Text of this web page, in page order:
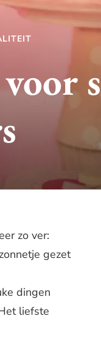
zo ver:
gezet
dingen
liefste